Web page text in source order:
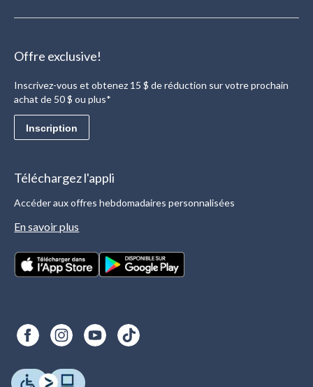
Offre exclusive!
Inscrivez-vous et obtenez 15 $ de réduction sur votre prochain
achat de 50 $ ou plus*
Inscription
Téléchargez l'appli
Accéder aux offres hebdomadaires personnalisées
En savoir plus